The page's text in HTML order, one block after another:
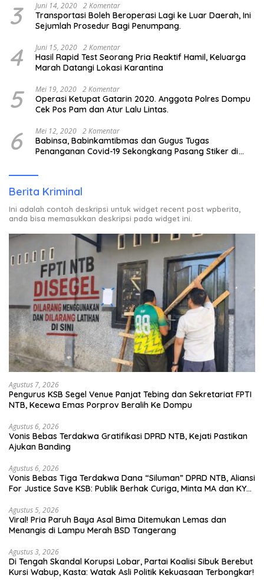
3 Juni 14, 2020 2 Komentar
Transportasi Boleh Beroperasi Lagi ke Luar Daerah, Ini
Sejumlah Prosedur Bagi Penumpang.
4 Juni 15, 2020 2 Komentar
Hasil Rapid Test Seorang Pria Reaktif Hamil, Keluarga
Marah Datangi Lokasi Karantina
5 Mei 19, 2020 2 Komentar
Operasi Ketupat Gatarin 2020. Anggota Polres Dompu
Cek Pos Pam dan Atur Lalu Lintas.
6 Mei 12, 2020 2 Komentar
Babinsa, Babinkamtibmas dan Gugus Tugas
Penanganan Covid-19 Sekongkang Pasang Stiker di
Berita Kriminal
Ini adalah contoh deskripsi untuk widget recent post wpberita,
anda bisa memasukkan deskripsi pada widget ini.
Agustus 7, 2026
Pengurus KSB Segel Venue Panjat Tebing dan Sekretariat FPTI
NTB, Kecewa Emas Porprov Beralih Ke Dompu
Agustus 6, 2026
Vonis Bebas Terdakwa Gratifikasi DPRD NTB, Kejati Pastikan
Ajukan Banding
Agustus 6, 2026
Vonis Bebas Tiga Terdakwa Dana “Siluman” DPRD NTB, Aliansi
For Justice Save KSB: Publik Berhak Curiga, Minta MA dan KY
Agustus 5, 2026
Viral! Pria Paruh Baya Asal Bima Ditemukan Lemas dan
Menangis di Lampu Merah BSD Tangerang
Agustus 3, 2026
Di Tengah Skandal Korupsi Lobar, Partai Koalisi Sibuk Berebut
Kursi Wabup, Kasta: Watak Asli Politik Kekuasaan Terbongkar!